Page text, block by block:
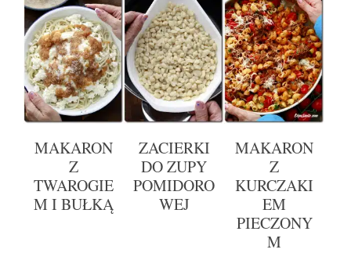
MAKARON
Z
TWAROGIE
M I BUŁKĄ
ZACIERKI
DO ZUPY
POMIDORO
WEJ
MAKARON
Z
KURCZAKI
EM
PIECZONY
M